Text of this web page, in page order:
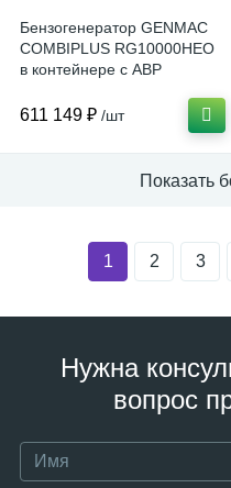
Бензогенератор GENMAC
COMBIPLUS RG10000HEO
в контейнере с АВР
611 149 ₽ /шт
Показать
1 2 3
Нужна
вопрос